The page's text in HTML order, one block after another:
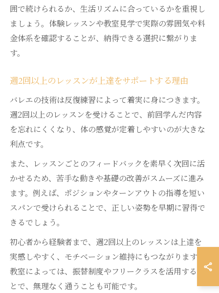
囲で続けられるか、生活リズムに合っているかを重視し
ましょう。体験レッスンや教室見学で実際の雰囲気や料
金体系を確認することが、納得できる選択に繋がりま
す。
週2回以上のレッスンが上達をサポートする理由
バレエの技術は反復練習によって着実に身につきます。
週2回以上のレッスンを受けることで、前回学んだ内容
を忘れにくくなり、体の感覚が定着しやすいのが大きな
利点です。
また、レッスンごとのフィードバックを素早く次回に活
かせるため、苦手な動きや基礎の改善がスムーズに進み
ます。例えば、ポジションやターンアウトの指導を短い
スパンで受けられることで、正しい姿勢を早期に習得で
きるでしょう。
初心者から経験者まで、週2回以上のレッスンは上達を
実感しやすく、モチベーション維持にもつながります。
教室によっては、振替制度やフリークラスを活用するこ
とで、無理なく通うことも可能です。